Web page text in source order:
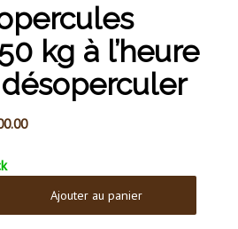
kg à l’heure
Le
Ajouter au panier